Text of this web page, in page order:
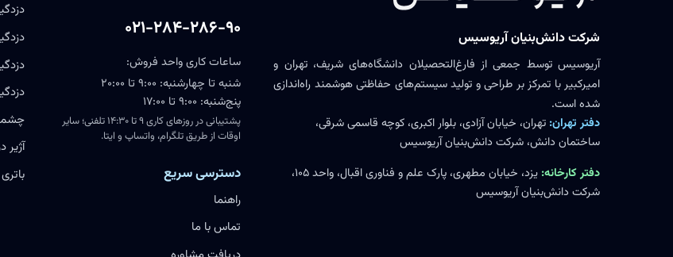
شرکت دانش‌بنیان آریوسیس
آریوسیس توسط جمعی از فارغ‌التحصیلان دانشگاه‌های شریف، تهران و
امیرکبیر با تمرکز بر طراحی و تولید سیستم‌های حفاظتی هوشمند راه‌اندازی
شده است.
دفتر تهران: تهران، خیابان آزادی، بلوار اکبری، کوچه قاسمی شرقی،
ساختمان دانش، شرکت دانش‌بنیان آریوسیس
دفتر کارخانه:
یزد، خیابان مطهری، پارک علم و فناوری اقبال، واحد ۱۰۵،
شرکت دانش‌بنیان آریوسیس
۰۲۱-۲۸۴-۲۸۶-۹۰
ساعات کاری واحد فروش:
شنبه تا چهارشنبه: ۹:۰۰ تا ۲۰:۰۰
پنج‌شنبه: ۹:۰۰ تا ۱۷:۰۰
پشتیبانی در روزهای کاری ۹ تا ۱۴:۳۰ تلفنی؛ سایر
اوقات از طریق تلگرام، واتساپ و ایتا.
دسترسی سریع
راهنما
تماس با ما
آژیر